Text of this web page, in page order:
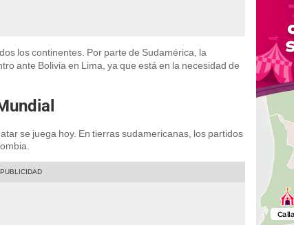
los continentes. Por parte de Sudamérica, la
ante Bolivia en Lima, ya que está en la necesidad de
se juega hoy. En tierras sudamericanas, los partidos